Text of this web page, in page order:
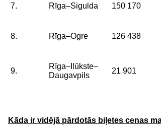
7. Rīga–Sigulda 150 170
8. Rīga–Ogre 126 438
9.
Rīga–Ilūkste–
Daugavpils
21 901
Kāda ir vidējā pārdotās biļetes cenas